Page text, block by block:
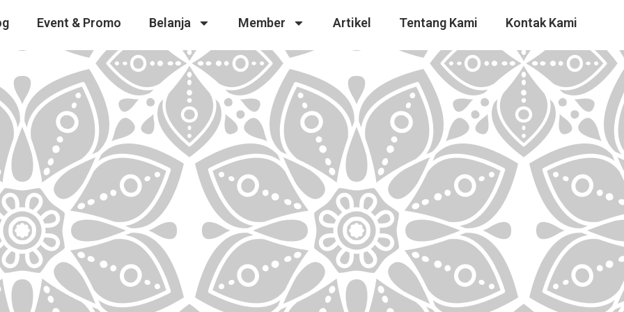
Event & Promo Belanja Member Artikel Tentang Kami Kontak Kami